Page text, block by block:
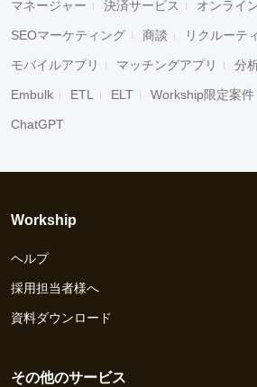
マネージャー 決済サービス オンライ
SEOマーケティング 商談 リクルーテ
モバイルアプリ マッチングアプリ 分
Embulk ETL ELT Workship限定案件
ChatGPT
Workship
ヘルプ
採用担当者様へ
資料ダウンロード
その他のサービス